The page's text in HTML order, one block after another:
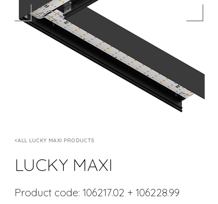
ALL LUCKY MAXI PRODUCTS
LUCKY MAXI
Product code: 106217.02 + 106228.99